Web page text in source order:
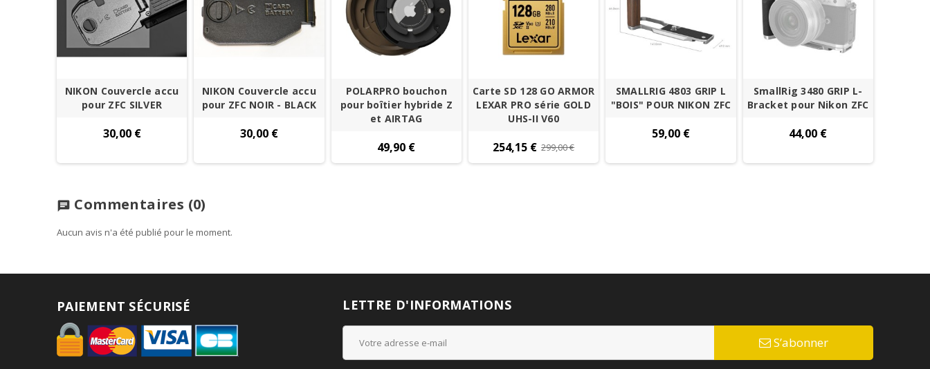
NIKON Couvercle accu
pour ZFC SILVER
30,00 €
NIKON Couvercle accu
pour ZFC NOIR - BLACK
30,00 €
POLARPRO bouchon
pour boîtier hybride Z
et AIRTAG
49,90 €
Carte SD 128 GO ARMOR
LEXAR PRO série GOLD
UHS-II V60
254,15 € 299,00 €
SMALLRIG 4803 GRIP L
"BOIS" POUR NIKON ZFC
59,00 €
SmallRig 3480 GRIP L-
Bracket pour Nikon ZFC
44,00 €
chat Commentaires (0)
Aucun avis n'a été publié pour le moment.
PAIEMENT SÉCURISÉ LETTRE D'INFORMATIONS
S’abonner